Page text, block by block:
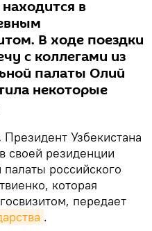
в
В ходе поездки
с коллегами из
палаты Олий
некоторые
Президент Узбекистана
своей резиденции
российского
которая
передает
.